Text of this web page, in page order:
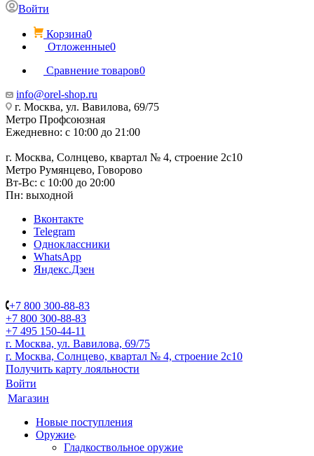
Войти
Корзина0
Отложенные0
Сравнение товаров0
info@orel-shop.ru
г. Москва, ул. Вавилова, 69/75
Метро Профсоюзная
Ежедневно: с 10:00 до 21:00
г. Москва, Солнцево, квартал № 4, строение 2с10
Метро Румянцево, Говорово
Вт-Вс: с 10:00 до 20:00
Пн: выходной
Вконтакте
Telegram
Одноклассники
WhatsApp
Яндекс.Дзен
+7 800 300-88-83
+7 800 300-88-83
+7 495 150-44-11
г. Москва, ул. Вавилова, 69/75
г. Москва, Солнцево, квартал № 4, строение 2с10
Получить карту лояльности
Войти
Магазин
Новые поступления
Оружие
Гладкоствольное оружие